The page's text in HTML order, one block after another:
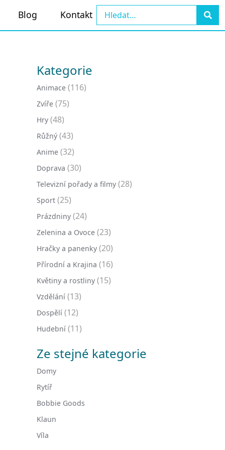
Blog Kontakt
Kategorie
Animace (116)
Zvíře (75)
Hry (48)
Růžný (43)
Anime (32)
Doprava (30)
Televizní pořady a filmy (28)
Sport (25)
Prázdniny (24)
Zelenina a Ovoce (23)
Hračky a panenky (20)
Přírodní a Krajina (16)
Květiny a rostliny (15)
Vzdělání (13)
Dospělí (12)
Hudební (11)
Ze stejné kategorie
Domy
Rytíř
Bobbie Goods
Klaun
Víla